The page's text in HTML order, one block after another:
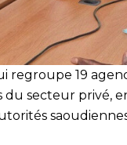
regroupe 19
secteur privé,